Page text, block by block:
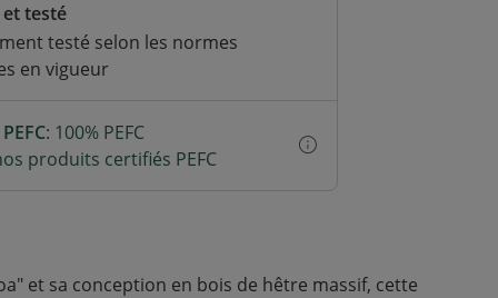
testé
testé selon les normes
en vigueur
: 100% PEFC
produits certifiés PEFC
et sa conception en bois de hêtre massif, cette